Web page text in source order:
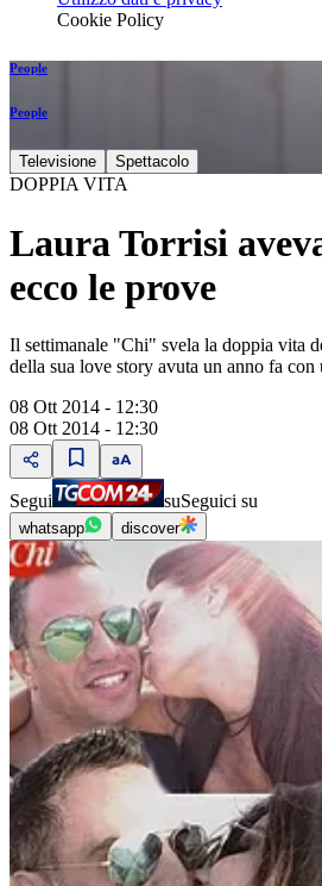
Cookie Policy
People
People
Televisione Spettacolo
DOPPIA VITA
Laura Torrisi
ecco le prove
Il settimanale "Chi" svela la doppia vita
della sua love story avuta un anno fa con
08 Ott 2014 - 12:30
08 Ott 2014 - 12:30
Segui suSeguici su
whatsapp discover